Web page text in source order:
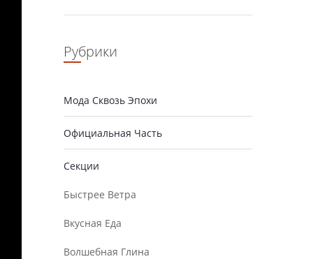
Рубрики
Мода Сквозь Эпохи
Официальная Часть
Секции
Быстрее Ветра
Вкусная Еда
Волшебная Глина